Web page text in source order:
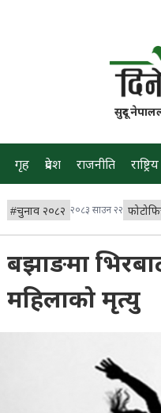
सुदूर
गृह प्रदेश राजनीति राष्ट्रिय
#चुनाव २०८२ २०८३ साउन २२
बझाङमा
महिलाको मृत्यु